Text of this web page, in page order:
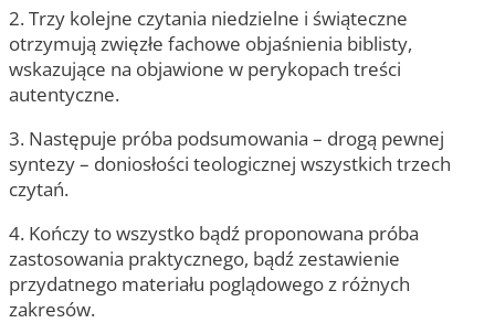
2. Trzy kolejne czytania niedzielne i świąteczne
otrzymują zwięzłe fachowe objaśnienia biblisty,
wskazujące na objawione w perykopach treści
autentyczne.
3. Następuje próba podsumowania – drogą pewnej
syntezy – doniosłości teologicznej wszystkich trzech
czytań.
4. Kończy to wszystko bądź proponowana próba
zastosowania praktycznego, bądź zestawienie
przydatnego materiału poglądowego z różnych
zakresów.